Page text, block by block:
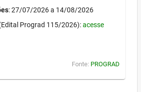
: 27/07/2026 a 14/08/2026
Prograd 115/2026):acesse
Fonte: PROGRAD